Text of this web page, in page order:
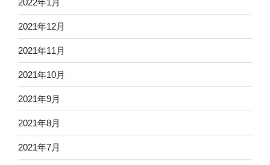
2021年12月
2021年11月
2021年10月
2021年9月
2021年8月
2021年7月